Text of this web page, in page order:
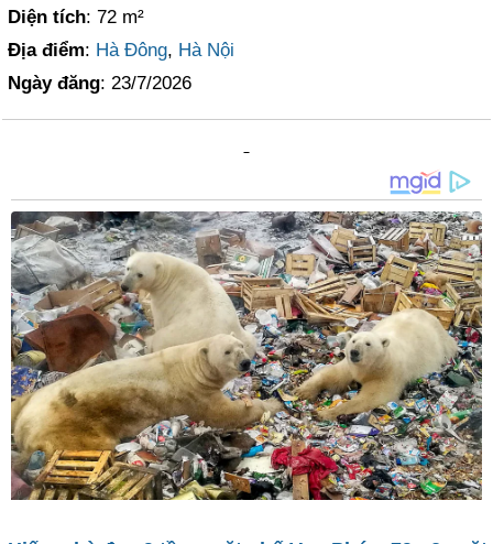
Diện tích: 72 m²
Địa điểm: Hà Đông, Hà Nội
Ngày đăng: 23/7/2026